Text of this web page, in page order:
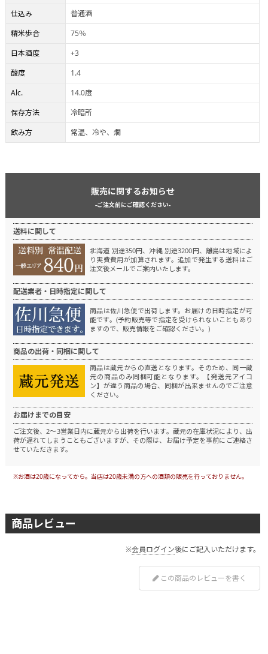
仕込み
普通酒
精米歩合
75％
日本酒度
+3
酸度
1.4
Alc.
14.0度
保存方法
冷暗所
飲み方
常温、冷や、燗
販売に関するお知らせ
-ご注文前にご確認ください-
送料に関して
北海道 別途350円、沖縄 別途3200円、離島は地域によ
り実費費用が加算されます。 追加で発生する送料はご
注文後メールでご案内いたします。
配送業者・日時指定に関して
商品は佐川急便で出荷します。 お届けの日時指定が可
能です。(予約販売等で指定を受けられないこともあり
ますので、販売情報をご確認ください。)
商品の出荷・同梱に関して
商品は蔵元からの直送となります。 そのため、同一蔵
元の商品のみ同梱可能となります。
【発送元アイコ
ン】が違う商品の場合、同梱が出来ませんのでご注意
ください。
お届けまでの目安
ご注文後、2～3営業日内に蔵元から出荷を行います。 蔵元の在庫状況により、出
荷が遅れてしまうこともございますが、その際は、お届け予定を事前にご連絡さ
せていただきます。
※お酒は20歳になってから。当店は20歳未満の方への酒類の販売を行っておりません。
商品レビュー
※会員ログイン後にご記入いただけます。
この商品のレビューを書く